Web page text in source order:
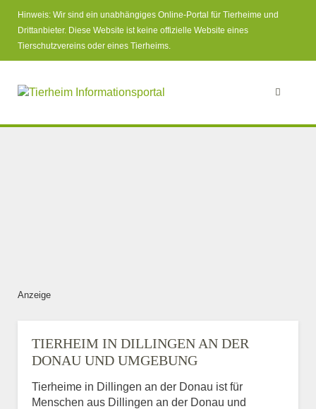
Hinweis: Wir sind ein unabhängiges Online-Portal für Tierheime und
Drittanbieter. Diese Website ist keine offizielle Website eines
Tierschutzvereins oder eines Tierheims.
Anzeige
TIERHEIM IN DILLINGEN AN DER
DONAU UND UMGEBUNG
Tierheime in Dillingen an der Donau ist für
Menschen aus Dillingen an der Donau und